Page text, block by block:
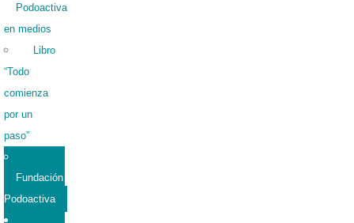
Podoactiva
en medios
Libro
“Todo
comienza
por un
paso”
Fundación
Podoactiva